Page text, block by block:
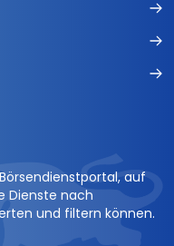
auf
Dienste nach
und filtern können.